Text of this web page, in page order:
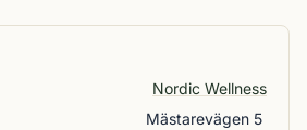
Nordic Wellness
Mästarevägen 5